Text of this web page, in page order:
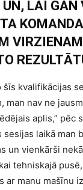
LAI GAN
šīs kvalifikācijas
man nav ne
aplis,” pēc
sesijas laikā man
un vienkārši
tehniskajā
ar manu mašīnu